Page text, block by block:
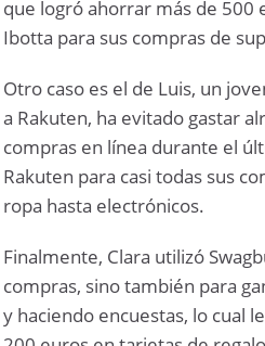
que logró ahorrar más de 500
Ibotta para sus compras de
Otro caso es el de Luis, un
a Rakuten, ha evitado gastar
compras en línea durante el
Rakuten para casi todas sus
ropa hasta electrónicos.
Finalmente, Clara utilizó
compras, sino también para
y haciendo encuestas, lo cual